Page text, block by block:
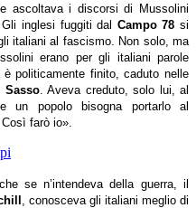
ascoltava i discorsi di Mussolini
inglesi fuggiti dal Campo 78 si
italiani al fascismo. Non solo, ma
erano per gli italiani parole
è politicamente finito, caduto nelle
Sasso. Aveva creduto, solo lui, al
un popolo bisogna portarlo al
farò io».
se n’intendeva della guerra, il
, conosceva gli italiani meglio di